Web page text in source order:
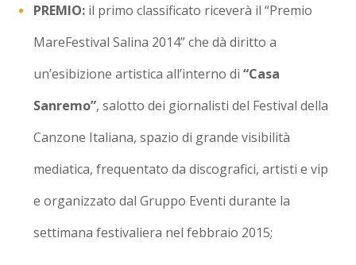
PREMIO: il primo classificato riceverà il “Premio
MareFestival Salina 2014” che dà diritto a
un’esibizione artistica all’interno di“Casa
Sanremo”, salotto dei giornalisti del Festival della
Canzone Italiana, spazio di grande visibilità
mediatica, frequentato da discografici, artisti e vip
e organizzato dal Gruppo Eventi durante la
settimana festivaliera nel febbraio 2015;